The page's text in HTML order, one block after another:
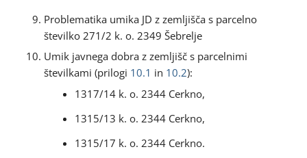
Problematika umika JD z zemljišča s parcelno
številko 271/2 k. o. 2349 Šebrelje
Umik javnega dobra z zemljišč s parcelnimi
številkami (prilogi 10.1 in 10.2):
1317/14 k. o. 2344 Cerkno,
1315/13 k. o. 2344 Cerkno,
1315/17 k. o. 2344 Cerkno.